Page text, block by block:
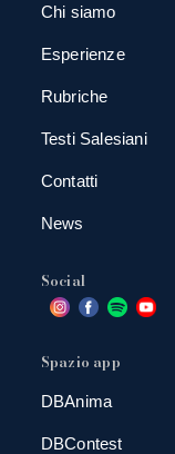
Chi siamo
Esperienze
Rubriche
Testi Salesiani
Contatti
News
Social
Spazio app
DBAnima
DBContest